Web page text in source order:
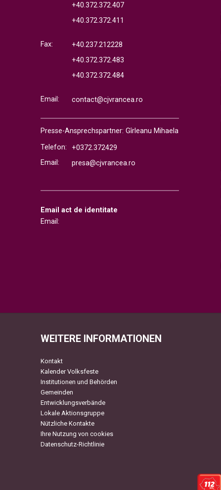
+40.372.372.407
+40.372.372.411
Fax:
+40.237.212228
+40.372.372.483
+40.372.372.484
Email: contact@cjvrancea.ro
Presse-Ansprechspartner: Gîrleanu Mihaela
Telefon:
+0372.372429
Email:
presa@cjvrancea.ro
Email act de identitate
Email:
WEITERE INFORMATIONEN
Kontakt
Kalender Volksfeste
Institutionen und Behörden
Gemeinden
Entwicklungsverbände
Lokale Aktionsgruppe
Nützliche Kontakte
Ihre Nutzung von cookies
Datenschutz-Richtlinie